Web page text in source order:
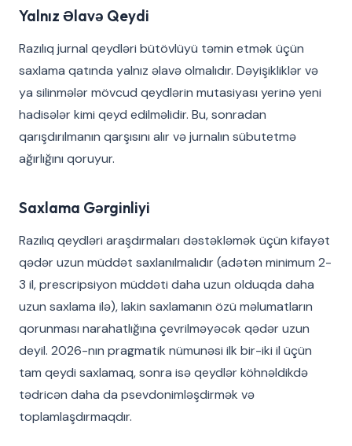
Yalnız Əlavə Qeydi
Razılıq jurnal qeydləri bütövlüyü təmin etmək üçün
saxlama qatında yalnız əlavə olmalıdır. Dəyişikliklər və
ya silinmələr mövcud qeydlərin mutasiyası yerinə yeni
hadisələr kimi qeyd edilməlidir. Bu, sonradan
qarışdırılmanın qarşısını alır və jurnalın sübutetmə
ağırlığını qoruyur.
Saxlama Gərginliyi
Razılıq qeydləri araşdırmaları dəstəkləmək üçün kifayət
qədər uzun müddət saxlanılmalıdır (adətən minimum 2-
3 il, prescripsiyon müddəti daha uzun olduqda daha
uzun saxlama ilə), lakin saxlamanın özü məlumatların
qorunması narahatlığına çevrilməyəcək qədər uzun
deyil. 2026-nın pragmatik nümunəsi ilk bir-iki il üçün
tam qeydi saxlamaq, sonra isə qeydlər köhnəldikdə
tədricən daha da psevdonimləşdirmək və
toplamlaşdırmaqdır.